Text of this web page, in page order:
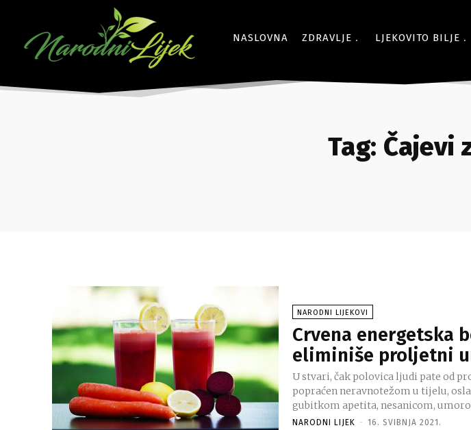
NASLOVNA ZDRAVLJE LJEKOVITO BILJE
Tag: Čajevi
NARODNI LIJEKOVI
Crvena energetska
eliminiše proljetni
U stvari, čak polovica ljudi pate od
popraćen neravnotežom u tijelu,
gubitkom apetita, nesanicom,
NARODNI LIJEK - 16. SVIBNJA 2021.